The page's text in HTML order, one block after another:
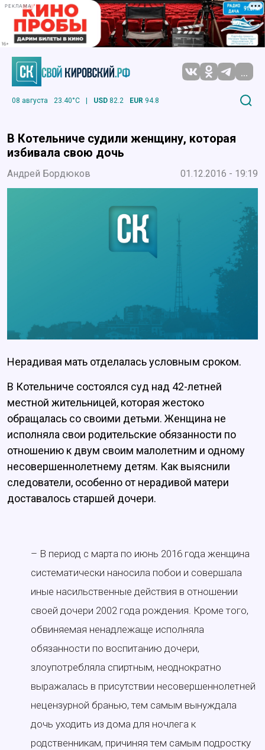
РЕКЛАМА
...
08 августа 23.40°C | USD 82.2 EUR 94.8
В Котельниче судили женщину, которая
избивала свою дочь
Андрей Бордюков 01.12.2016 - 19:19
Нерадивая мать отделалась условным сроком.
В Котельниче состоялся суд над 42-летней
местной жительницей, которая жестоко
обращалась со своими детьми. Женщина не
исполняла свои родительские обязанности по
отношению к двум своим малолетним и одному
несовершеннолетнему детям. Как выяснили
следователи, особенно от нерадивой матери
доставалось старшей дочери.
– В период с марта по июнь 2016 года женщина
систематически наносила побои и совершала
иные насильственные действия в отношении
своей дочери 2002 года рождения. Кроме того,
обвиняемая ненадлежаще исполняла
обязанности по воспитанию дочери,
злоупотребляла спиртным, неоднократно
выражалась в присутствии несовершеннолетней
нецензурной бранью, тем самым вынуждала
дочь уходить из дома для ночлега к
родственникам, причиняя тем самым подростку